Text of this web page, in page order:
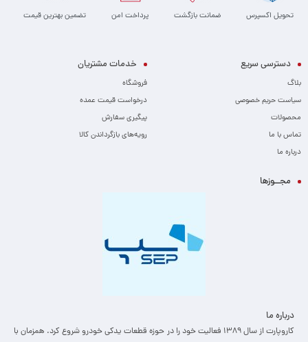
تحویل اکسپرس ضمانت بازگشت پرداخت امن تضمین بهترین قیمت
دسترسی سریع
بلاگ
سیاست حریم خصوصی
محصولات
تماس با ما
درباره ما
خدمات مشتریان
فروشگاه
درخواست قیمت عمده
پیگیری سفارش
رویه‌های بازگرداندن کالا
مجــوزها
درباره ما
کاروپارت از سال ۱۳۸۹ فعالیت خود را در حوزه قطعات یدکی خودرو شروع کرد. همزمان با